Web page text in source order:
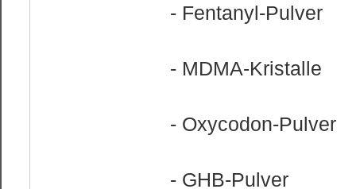
- Fentanyl-Pulver
- MDMA-Kristalle
- Oxycodon-Pulver
- GHB-Pulver